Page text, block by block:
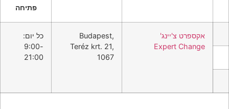
פתיחה
אקספרט צ'יינג'
Expert Change
Budapest,
Teréz krt. 21,
1067
כל יום:
9:00-
21:00